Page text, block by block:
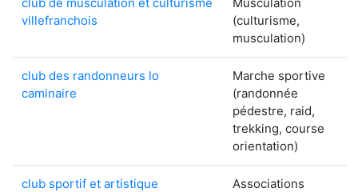
villefranchois
(culturisme,
musculation)
club des randonneurs lo
caminaire
Marche sportive
(randonnée
pédestre, raid,
trekking, course
orientation)
club sportif et artistique
Associations